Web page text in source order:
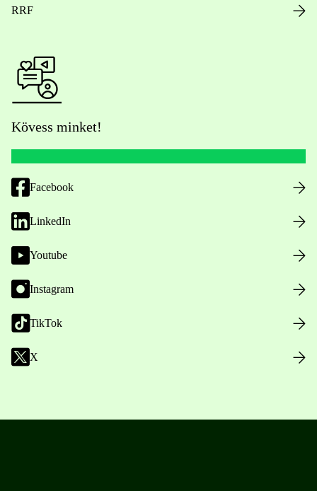
RRF
Kövess minket!
Facebook
LinkedIn
Youtube
Instagram
TikTok
X